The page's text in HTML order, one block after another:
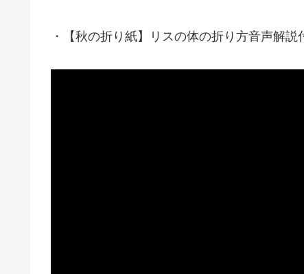
・【秋の折り紙】リスの体の折り方音声解